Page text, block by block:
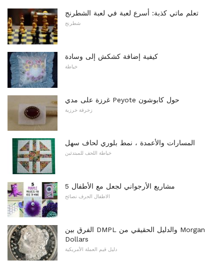
تعلم ماتي كذبة: أسرع لعبة في لعبة الشطرنج
شطرنج
كيفية إضافة كشكش إلى وسادة
خياطة
غرزة على مدي Peyote حول كابوشون
زخرفة خرزية
المسارات والأعمدة ، نمط بلوري لحاف سهل
خياطة اللحف للمبتدئين
5 مشاريع الأرجواني لجعل مع الأطفال
الاطفال الحرف نصائح
الفرق بين DMPL والدليل الحقيقي من Morgan
Dollars
دليل قيم العملة الأمريكية